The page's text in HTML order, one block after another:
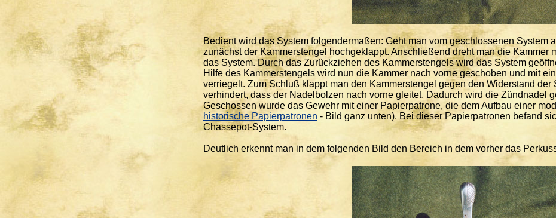
Bedient wird das System folgendermaßen: Geht man vom geschlossenen System
zunächst der Kammerstengel hochgeklappt. Anschließend dreht man die Kammer
das System. Durch das Zurückziehen des Kammerstengels wird das System
Hilfe des Kammerstengels wird nun die Kammer nach vorne geschoben und mit
verriegelt. Zum Schluß klappt man den Kammerstengel gegen den Widerstand
verhindert, dass der Nadelbolzen nach vorne gleitet. Dadurch wird die Zündnadel
Geschossen wurde das Gewehr mit einer Papierpatrone, die dem Aufbau einer
historische Papierpatronen - Bild ganz unten). Bei dieser Papierpatronen befand
Chassepot-System.
Deutlich erkennt man in dem folgenden Bild den Bereich in dem vorher das